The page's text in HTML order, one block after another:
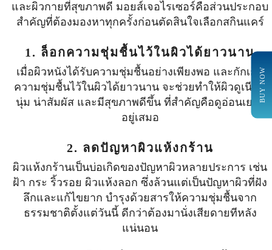
และผิวกายที่สุขภาพดี มอยส์เจอไรเซอร์คือส่วนประกอบ
สำคัญที่ต้องมองหาทุกครั้งก่อนตัดสินใจเลือกสกินแคร์
1. ล็อกความชุ่มชื้นไว้ในผิวได้ยาวนาน
เมื่อผิวหนังได้รับความชุ่มชื้นอย่างเพียงพอ และกักเก็บ
ความชุ่มชื้นไว้ในผิวได้ยาวนาน จะช่วยทำให้ผิวดูเนียน
นุ่ม น่าสัมผัส และมีสุขภาพดีขึ้น ที่สำคัญคือดูอ่อนเยาว์
อยู่เสมอ
2. ลดปัญหาผิวแห้งกร้าน
ผิวแห้งกร้านเป็นบ่อเกิดของปัญหาผิวหลายประการ เช่น
ฝ้า กระ ริ้วรอย ผิวแห้งลอก ซึ่งล้วนแต่เป็นปัญหาผิวที่ฝัง
ลึกและแก้ไขยาก บำรุงด้วยสารให้ความชุ่มชื้นจาก
ธรรมชาติตั้งแต่วันนี้ ดีกว่าต้องมานั่งเสียดายทีหลัง
แน่นอน
BUY NOW